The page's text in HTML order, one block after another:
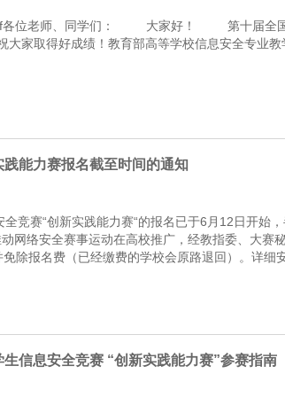
各位老师、同学们： 大家好！ 第十届全国
取得好成绩！教育部高等学校信息安全专业教
践能力赛报名截至时间的通知
竞赛“创新实践能力赛“的报名已于6月12日开始
网络安全赛事运动在高校推广，经教指委、大赛
除报名费（已经缴费的学校会原路退回）。详细
信息安全竞赛 “创新实践能力赛”参赛指南